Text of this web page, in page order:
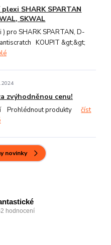
SHARK SPARTAN
SKWAL
) pro SHARK SPARTAN, D-
KOUPIT &gt;&gt;
zvýhodněnou cenu!
Prohlédnout produktyčíst
novinky